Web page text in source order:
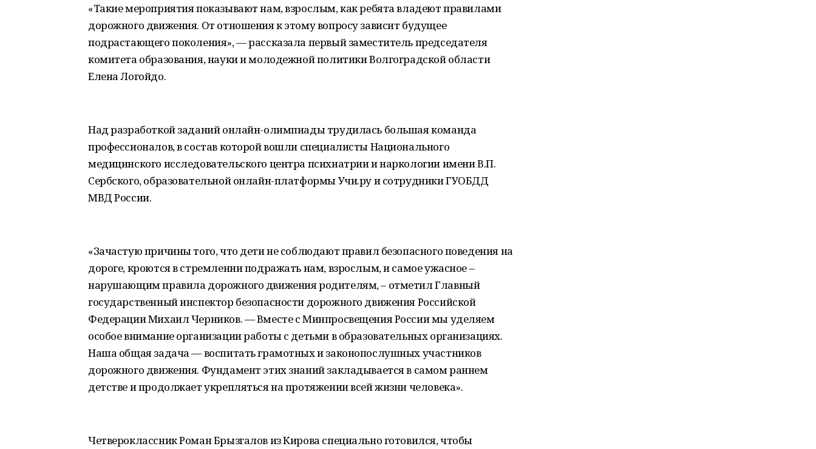
«Такие мероприятия показывают нам, взрослым, как ребята владеют правилами
дорожного движения. От отношения к этому вопросу зависит будущее
подрастающего поколения», ― рассказала первый заместитель председателя
комитета образования, науки и молодежной политики Волгоградской области
Елена Логойдо.
Над разработкой заданий онлайн-олимпиады трудилась большая команда
профессионалов, в состав которой вошли специалисты Национального
медицинского исследовательского центра психиатрии и наркологии имени В.П.
Сербского, образовательной онлайн-платформы Учи.ру и сотрудники ГУОБДД
МВД России.
«Зачастую причины того, что дети не соблюдают правил безопасного поведения на
дороге, кроются в стремлении подражать нам, взрослым, и самое ужасное –
нарушающим правила дорожного движения родителям, – отметил Главный
государственный инспектор безопасности дорожного движения Российской
Федерации Михаил Черников. — Вместе с Минпросвещения России мы уделяем
особое внимание организации работы с детьми в образовательных организациях.
Наша общая задача — воспитать грамотных и законопослушных участников
дорожного движения. Фундамент этих знаний закладывается в самом раннем
детстве и продолжает укрепляться на протяжении всей жизни человека».
Четвероклассник Роман Брызгалов из Кирова специально готовился, чтобы